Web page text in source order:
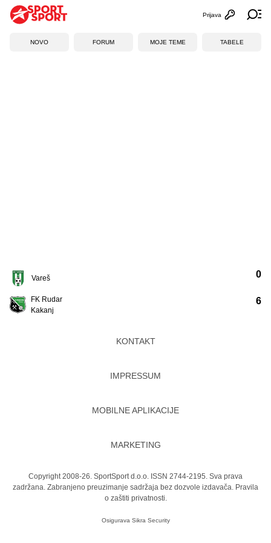
Otvori
Prijava
NOVO FORUM MOJE TEME TABELE
Vareš
FK Rudar
Kakanj
0
6
KONTAKT
IMPRESSUM
MOBILNE APLIKACIJE
MARKETING
Copyright 2008-26. SportSport d.o.o. ISSN 2744-2195. Sva prava
zadržana. Zabranjeno preuzimanje sadržaja bez dozvole izdavača. Pravila
o zaštiti privatnosti.
Osigurava Sikra Security